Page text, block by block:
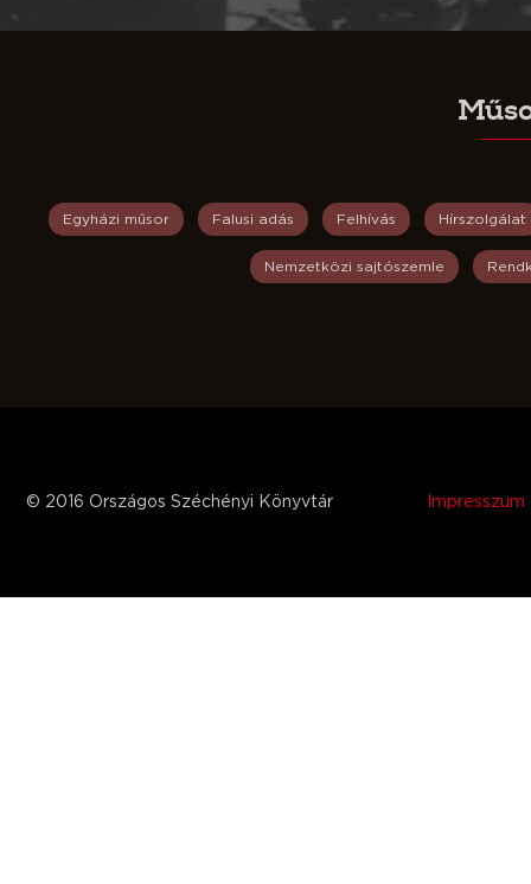
Egyházi műsor Falusi adás Felhívás Hírszolgálat
Nemzetközi sajtószemle
© 2016 Országos Széchényi Könyvtár Impresszum